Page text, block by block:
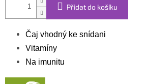
Přidat do košíku
Čaj vhodný ke snídani
Vitamíny
Na imunitu